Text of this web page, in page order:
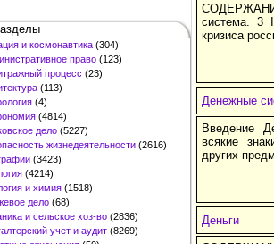
и космонавтика (304)
право (123)
процесс (23)
(113)
(4)
(4814)
дело (5227)
жизнедеятельности (2616)
(3423)
(4214)
и химия (1518)
дело (68)
и сельское хоз-во (2836)
учет и аудит (8269)
система. 3
кризиса
Денежные
Введение
всякие
других
Деньги